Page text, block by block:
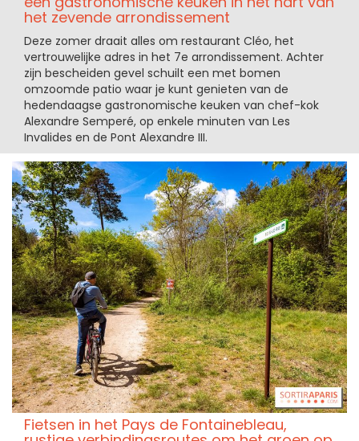
het zevende arrondissement
Deze zomer draait alles om restaurant Cléo, het
vertrouwelijke adres in het 7e arrondissement. Achter
zijn bescheiden gevel schuilt een met bomen
omzoomde patio waar je kunt genieten van de
hedendaagse gastronomische keuken van chef-kok
Alexandre Semperé, op enkele minuten van Les
Invalides en de Pont Alexandre III.
Fietsen in het Pays de Fontainebleau,